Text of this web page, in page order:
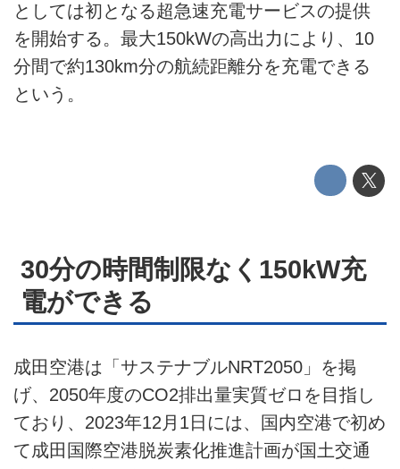
運営会社
利用規約
としては初となる超急速充電サービスの提供
を開始する。最大150kWの高出力により、10
分間で約130km分の航続距離分を充電できる
という。
30分の時間制限なく150kW充
電ができる
成田空港は「サステナブルNRT2050」を掲
げ、2050年度のCO2排出量実質ゼロを目指し
ており、2023年12月1日には、国内空港で初め
て成田国際空港脱炭素化推進計画が国土交通